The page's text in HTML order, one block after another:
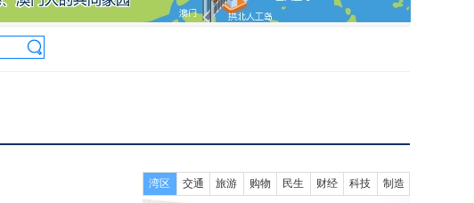
湾区 交通 旅游 购物 民生 财经 科技 制造